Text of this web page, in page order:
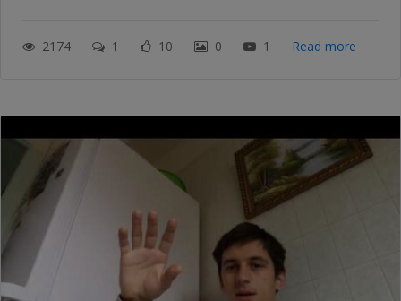
2174 1 10 0 1 Read more